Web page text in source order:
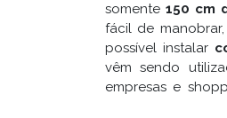
somente 150 cm
fácil de
possível instalar
vêm sendo
empresas e